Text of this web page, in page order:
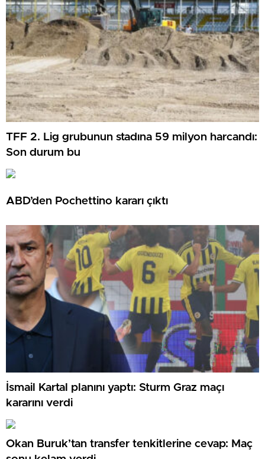
TFF 2. Lig grubunun stadına 59 milyon harcandı:
Son durum bu
ABD’den Pochettino kararı çıktı
İsmail Kartal planını yaptı: Sturm Graz maçı
kararını verdi
Okan Buruk’tan transfer tenkitlerine cevap: Maç